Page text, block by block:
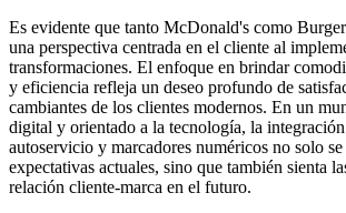
Es evidente que tanto McDonald's como
una perspectiva centrada en el cliente al
transformaciones. El enfoque en brindar
y eficiencia refleja un deseo profundo de
cambiantes de los clientes modernos. En un
digital y orientado a la tecnología, la
autoservicio y marcadores numéricos no solo se
expectativas actuales, sino que también sienta
relación cliente-marca en el futuro.